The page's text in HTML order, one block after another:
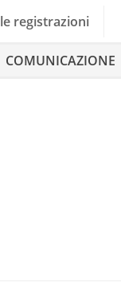
registrazioni
COMUNICAZIONE